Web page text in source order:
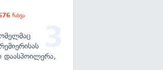
ნახვა
დაასპოილერა,